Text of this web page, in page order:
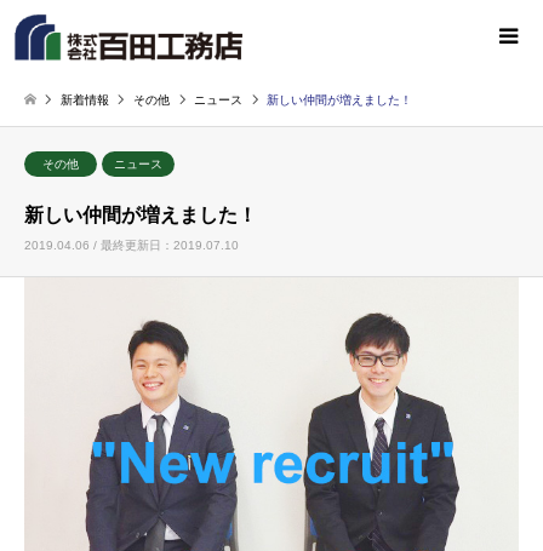
新着情報 その他 ニュース 新しい仲間が増えました！
その他 ニュース
新しい仲間が増えました！
2019.04.06 / 最終更新日：2019.07.10